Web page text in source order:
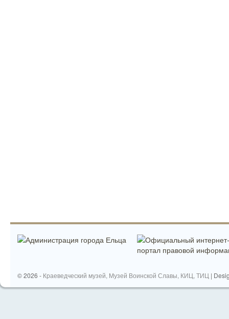
© 2026 - Краеведческий музей, Музей Воинской Славы, КИЦ, ТИЦ |